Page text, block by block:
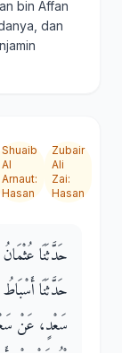
bin Affan
dan
Shuaib
Al
Arnaut:
Hasan
Zubair
Ali
Zai:
Hasan
حَدَّثَنَا
حَدَّثَنَا
سَعْدٍ، عَنْ